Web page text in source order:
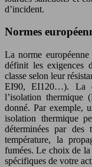
d’incident.
Normes
La norme
définit les exigences
classe selon leur
EI90, EI120…). La
l’isolation thermique
donné. Par exemple,
isolation thermique
déterminées par des
température, la
fumées. Le choix de la
spécifiques de votre